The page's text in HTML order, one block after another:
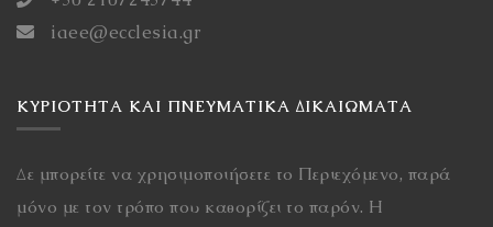
iaee@ecclesia.gr
ΚΥΡΙΌΤΗΤΑ ΚΑΙ ΠΝΕΥΜΑΤΙΚΆ ΔΙΚΑΙΏΜΑΤΑ
Δε μπορείτε να χρησιμοποιήσετε το Περιεχόμενο, παρά
μόνο με τον τρόπο που καθορίζει το παρόν. Η